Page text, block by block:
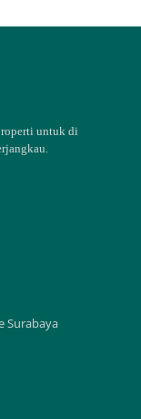
untuk di
Surabaya